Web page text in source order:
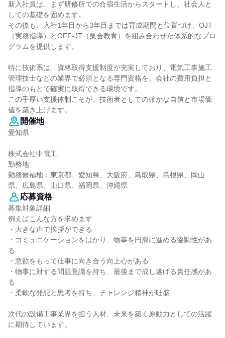
新入社員は、まず研修所での合宿生活からスタートし、社会人と
しての基礎を固めます。
その後も、入社1年目から3年目までは育成期間と位置づけ、OJT
（実務指導）とOFF-JT（集合教育）を組み合わせた体系的なプロ
グラムを提供します。
特に技術系は、資格取得支援制度が充実しており、電気工事施工
管理技士などの業界で必須となる専門資格を、会社の費用負担と
指導のもとで確実に取得できる環境です。
この手厚い支援体制こそが、技術者としての確かな自信と市場価
値を築き上げます。
開催地
愛知県
株式会社中電工
勤務地
勤務候補地：東京都、愛知県、大阪府、鳥取県、島根県、岡山
県、広島県、山口県、福岡県、沖縄県
応募資格
募集対象詳細
例えばこんな方を求めます
・大きな声で挨拶ができる
・コミュニケーションをはかり、物事を円滑に進める協調性があ
る
・意欲をもって仕事に向き合う向上心がある
・物事に対する問題意識を持ち、最後まで成し遂げる責任感があ
る
・柔軟な発想と思考を持ち、チャレンジ精神が旺盛
次代の設備工事業界を担う人材、未来を築く原動力としての活躍
に期待しています。